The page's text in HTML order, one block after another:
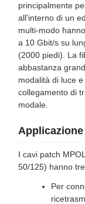
principalmente
all'interno di un
multi-modo
a 10 Gbit/s su
(2000 piedi). La
abbastanza
modalità di luce
collegamento di
modale.
Applicazione
I cavi patch
50/125) hanno
Per